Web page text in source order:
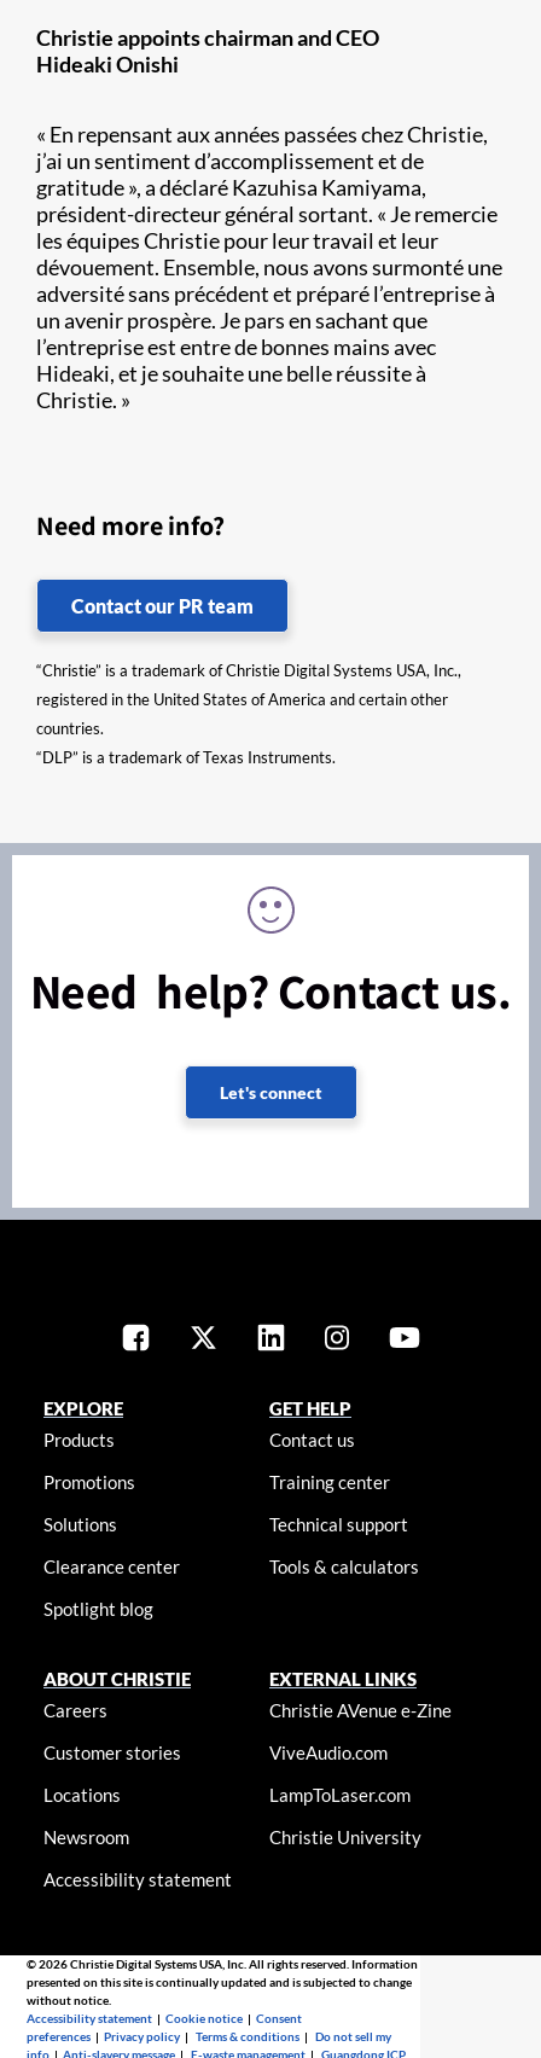
Christie appoints chairman and CEO
Hideaki Onishi
« En repensant aux années passées chez Christie,
j’ai un sentiment d’accomplissement et de
gratitude », a déclaré Kazuhisa Kamiyama,
président-directeur général sortant. « Je remercie
les équipes Christie pour leur travail et leur
dévouement. Ensemble, nous avons surmonté une
adversité sans précédent et préparé l’entreprise à
un avenir prospère. Je pars en sachant que
l’entreprise est entre de bonnes mains avec
Hideaki, et je souhaite une belle réussite à
Christie. »
Need more info?
Contact our PR team
“Christie” is a trademark of Christie Digital Systems USA, Inc.,
registered in the United States of America and certain other
countries.
“DLP” is a trademark of Texas Instruments.
Need help? Contact us.
Let's connect
EXPLORE
Products
Promotions
Solutions
Clearance center
Spotlight blog
GET HELP
Contact us
Training center
Technical support
Tools & calculators
ABOUT CHRISTIE
Careers
Customer stories
Locations
Newsroom
Accessibility statement
EXTERNAL LINKS
Christie AVenue e-Zine
ViveAudio.com
LampToLaser.com
Christie University
© 2026 Christie Digital Systems USA, Inc. All rights reserved. Information
presented on this site is continually updated and is subjected to change
without notice.
Accessibility statement |Cookie notice |Consent
preferences |Privacy policy |Terms & conditions |Do not sell my
info |Anti-slavery message |E-waste management |Guangdong ICP